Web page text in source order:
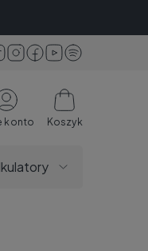
konto Koszyk